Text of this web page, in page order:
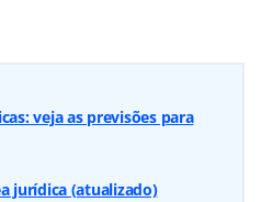
veja as previsões para
jurídica (atualizado)